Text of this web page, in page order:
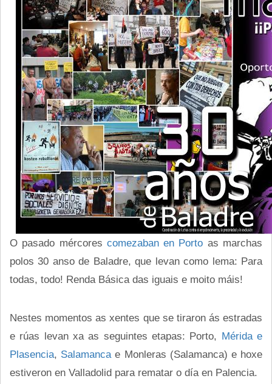
O pasado mércores comezaban en Porto as marchas
polos 30 anso de Baladre, que levan como lema: Para
todas, todo! Renda Básica das iguais e moito máis!
Nestes momentos as xentes que se tiraron ás estradas
e rúas levan xa as seguintes etapas: Porto, Mérida e
Plasencia, Salamanca e Monleras (Salamanca) e hoxe
estiveron en Valladolid para rematar o día en Palencia.